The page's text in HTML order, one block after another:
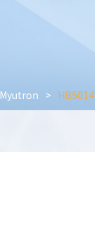
Myutron >